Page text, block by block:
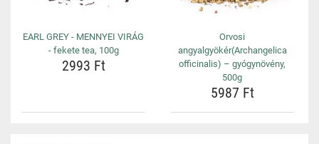
EARL GREY - MENNYEI VIRÁG
- fekete tea, 100g
2993 Ft
Orvosi
angyalgyökér(Archangelica
officinalis) – gyógynövény,
500g
5987 Ft